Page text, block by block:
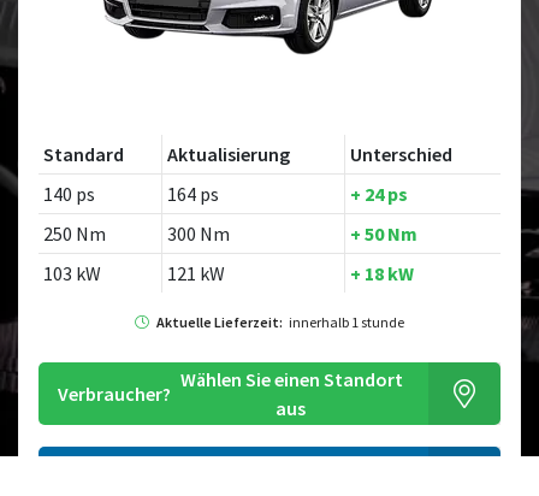
Standard Aktualisierung
Unterschied
140 ps
164 ps
+ 24 ps
250 Nm
300 Nm
+ 50 Nm
103 kW
121 kW + 18 kW
Aktuelle Lieferzeit: innerhalb 1 stunde
Verbraucher?
Wählen Sie einen Standort
aus